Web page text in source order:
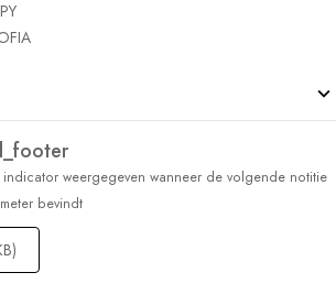
weergegeven wanneer de volgende notitie
bevindt